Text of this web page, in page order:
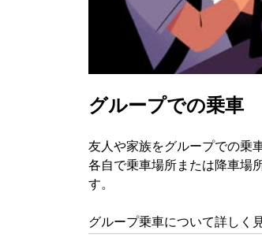
グループでの乗車
友人や家族をグループでの乗
各自で乗車場所または降車場
す。
グループ乗車について詳しく